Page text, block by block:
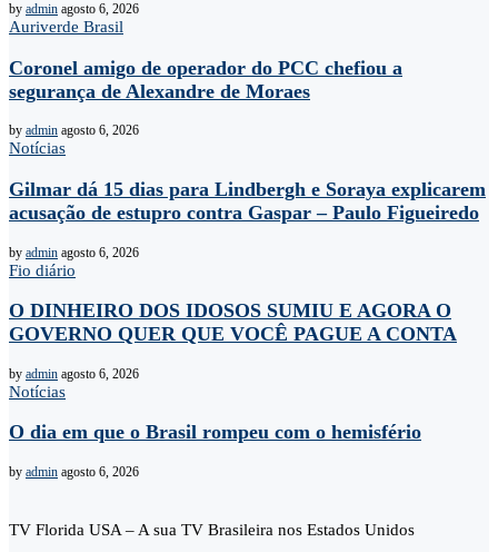
by admin agosto 6, 2026
Auriverde Brasil
Coronel amigo de operador do PCC chefiou a
segurança de Alexandre de Moraes
by admin agosto 6, 2026
Notícias
Gilmar dá 15 dias para Lindbergh e Soraya explicarem
acusação de estupro contra Gaspar – Paulo Figueiredo
by admin agosto 6, 2026
Fio diário
O DINHEIRO DOS IDOSOS SUMIU E AGORA O
GOVERNO QUER QUE VOCÊ PAGUE A CONTA
by admin agosto 6, 2026
Notícias
O dia em que o Brasil rompeu com o hemisfério
by admin agosto 6, 2026
TV Florida USA – A sua TV Brasileira nos Estados Unidos